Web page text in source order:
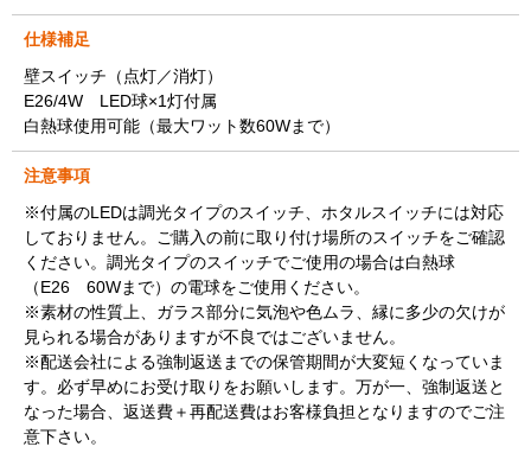
仕様補足
壁スイッチ（点灯／消灯）
E26/4W LED球×1灯付属
白熱球使用可能（最大ワット数60Wまで）
注意事項
※付属のLEDは調光タイプのスイッチ、ホタルスイッチには対応
しておりません。ご購入の前に取り付け場所のスイッチをご確認
ください。調光タイプのスイッチでご使用の場合は白熱球
（E26 60Wまで）の電球をご使用ください。
※素材の性質上、ガラス部分に気泡や色ムラ、縁に多少の欠けが
見られる場合がありますが不良ではございません。
※配送会社による強制返送までの保管期間が大変短くなっていま
す。必ず早めにお受け取りをお願いします。万が一、強制返送と
なった場合、返送費＋再配送費はお客様負担となりますのでご注
意下さい。